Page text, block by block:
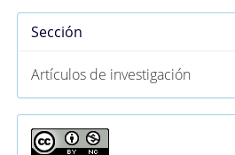
Sección
Artículos de investigación